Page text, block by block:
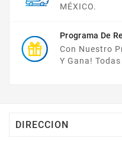
MÉXICO.
Programa De
Con Nuestro
Y Gana!
DIRECCION